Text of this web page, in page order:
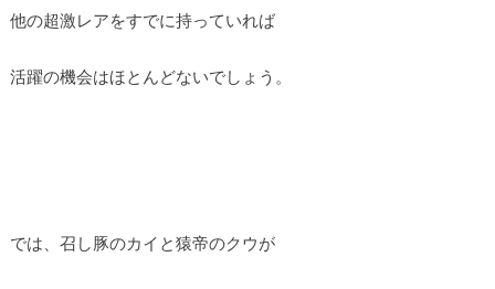
他の超激レアをすでに持っていれば
活躍の機会はほとんどないでしょう。
では、召し豚のカイと猿帝のクウが